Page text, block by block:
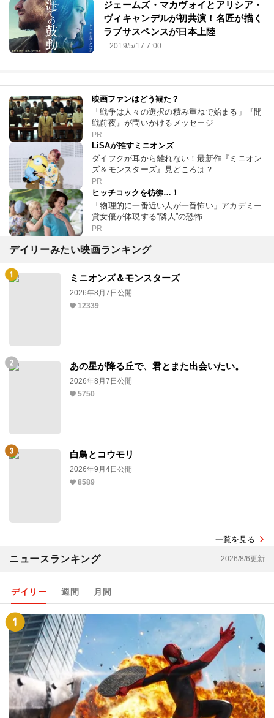
ジェームズ・マカヴォイとアリシア・
ヴィキャンデルが初共演！名匠が描く
ラブサスペンスが日本上陸
2019/5/17 7:00
映画ファンはどう観た？
「戦争は人々の選択の積み重ねで始まる」『開
戦前夜』が問いかけるメッセージ
PR
LiSAが推すミニオンズ
ダイフクが耳から離れない！最新作『ミニオン
ズ＆モンスターズ』見どころは？
PR
ヒッチコックを彷彿…！
「物理的に一番近い人が一番怖い」アカデミー
賞女優が体現する“隣人”の恐怖
PR
デイリーみたい映画ランキング
ミニオンズ＆モンスターズ
2026年8月7日公開
12339
あの星が降る丘で、君とまた出会いたい。
2026年8月7日公開
5750
白鳥とコウモリ
2026年9月4日公開
8589
一覧を見る
ニュースランキング 2026/8/6更新
デイリー 週間 月間